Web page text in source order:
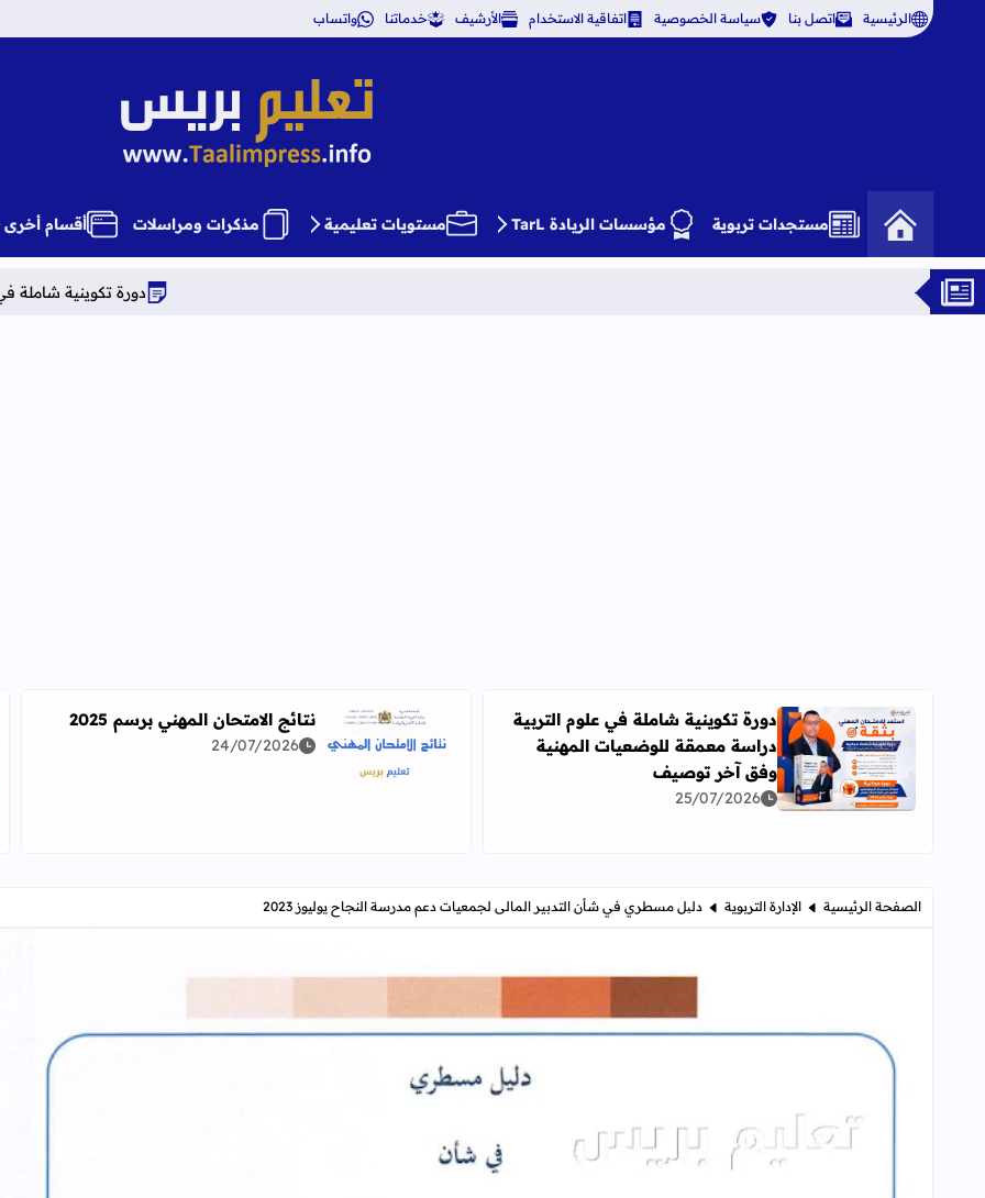
الرئيسية اتصل بنا سياسة الخصوصية اتفاقية الاستخدام الأرشيف خدماتنا واتساب
تعليم بريس TaalimPress
مستجدات تربوية مؤسسات الريادة TarL مستويات تعليمية مذكرات ومراسلات أقسام أخرى
دورة تكوينية شاملة في علوم التربية
اقرأ المزيد عن دورة تكوينية شاملة في علوم التربية دراسة معمقة للوضعيات المهنية وفق آخر توصيف
دورة تكوينية شاملة في علوم التربية
دراسة معمقة للوضعيات المهنية
وفق آخر توصيف
25/07/2026
اقرأ المزيد عن نتائج الامتحان المهني برسم 2025
نتائج الامتحان المهني برسم 2025
24/07/2026
الصفحة الرئيسية الإدارة التربوية دلیل مسطري في شأن التدبير المالى لجمعيات دعم مدرسة النجاح يوليوز 2023